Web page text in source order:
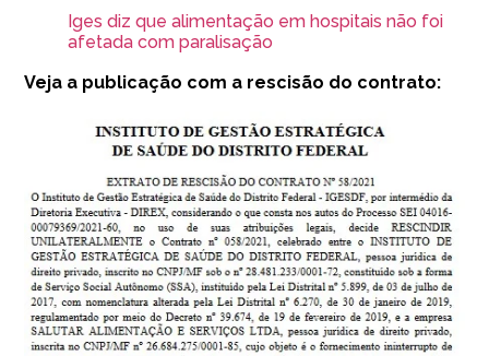
Iges diz que alimentação em hospitais não foi
afetada com paralisação
Veja a publicação com a rescisão do contrato: